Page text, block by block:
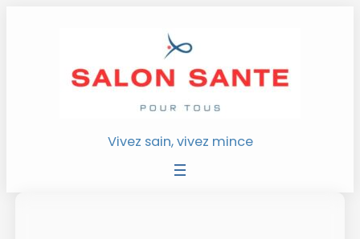
Vivez sain, vivez mince